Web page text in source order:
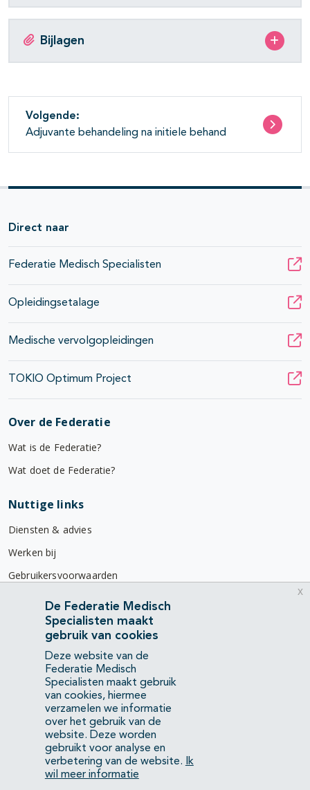
Bijlagen
Volgende:
Adjuvante behandeling na initiele behand
Direct naar
Federatie Medisch Specialisten
Opleidingsetalage
Medische vervolgopleidingen
TOKIO Optimum Project
Over de Federatie
Wat is de Federatie?
Wat doet de Federatie?
Nuttige links
Diensten & advies
Werken bij
Gebruikersvoorwaarden
Privacyverklaring
Contact
Mercatorlaan 1200
3528 BL Utrecht
(088) 505 34 34
info@richtlijnendatabase.nl
YouTubeLinkedIn
De Federatie Medisch
Specialisten maakt
gebruik van cookies
Deze website van de
Federatie Medisch
Specialisten maakt gebruik
van cookies, hiermee
verzamelen we informatie
over het gebruik van de
website. Deze worden
gebruikt voor analyse en
verbetering van de website.
Ik
wil meer informatie
x